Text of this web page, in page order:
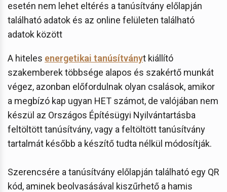
esetén nem lehet eltérés a tanúsítvány előlapján
található adatok és az online felületen található
adatok között
A hiteles energetikai tanúsítványt kiállító
szakemberek többsége alapos és szakértő munkát
végez, azonban előfordulnak olyan csalások, amikor
a megbízó kap ugyan HET számot, de valójában nem
készül az Országos Építésügyi Nyilvántartásba
feltöltött tanúsítvány, vagy a feltöltött tanúsítvány
tartalmát később a készítő tudta nélkül módosítják.
Szerencsére a tanúsítvány előlapján található egy QR
kód, aminek beolvasásával kiszűrhető a hamis